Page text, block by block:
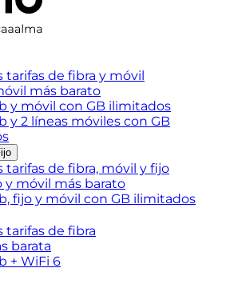
tarifas de fibra y móvil
más barato
y móvil con GB ilimitados
y 2 líneas móviles con GB
tarifas de fibra, móvil y fijo
y móvil más barato
fijo y móvil con GB ilimitados
tarifas de fibra
barata
+ WiFi 6